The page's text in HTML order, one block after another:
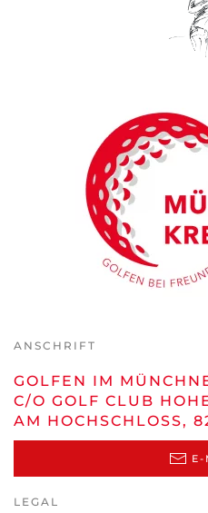
ANSCHRIFT
GOLFEN IM
C/O GOLF CLUB
AM HOCHSCHLOSS,
E-
LEGAL